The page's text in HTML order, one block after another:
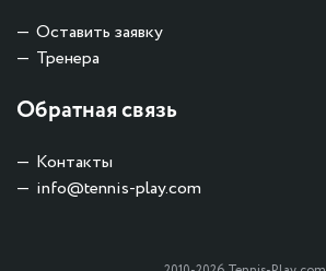
Оставить заявку
Тренера
Обратная связь
Контакты
info@tennis-play.com